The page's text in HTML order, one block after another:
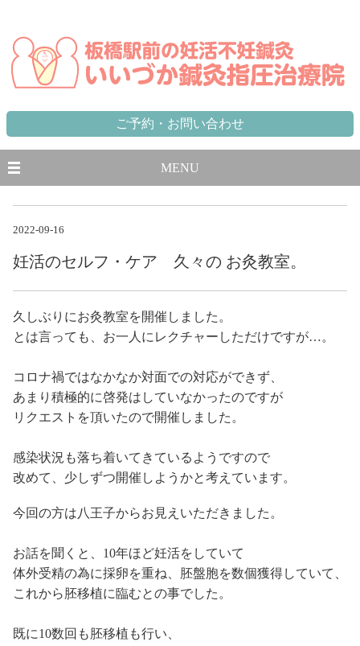
ご予約・お問い合わせ
MENU
2022-09-16
妊活のセルフ・ケア 久々の お灸教室。
久しぶりにお灸教室を開催しました。
とは言っても、お一人にレクチャーしただけですが…。
コロナ禍ではなかなか対面での対応ができず、
あまり積極的に啓発はしていなかったのですが
リクエストを頂いたので開催しました。
感染状況も落ち着いてきているようですので
改めて、少しずつ開催しようかと考えています。
今回の方は八王子からお見えいただきました。
お話を聞くと、10年ほど妊活をしていて
体外受精の為に採卵を重ね、胚盤胞を数個獲得していて、
これから胚移植に臨むとの事でした。
既に10数回も胚移植も行い、